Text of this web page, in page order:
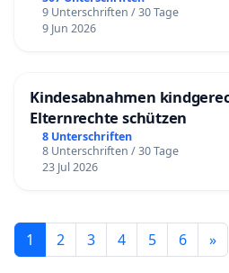
9 Unterschriften / 30 Tage
9 Jun 2026
Kindesabnahmen
Elternrechte schützen
8 Unterschriften
8 Unterschriften / 30 Tage
23 Jul 2026
1 2 3 4 5 6 »